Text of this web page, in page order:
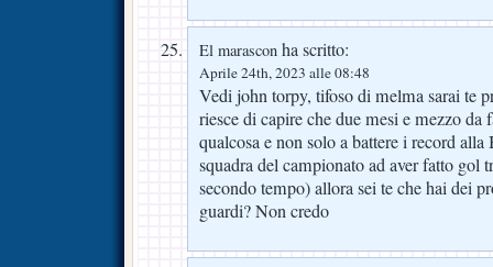
El marascon ha scritto:
Aprile 24th, 2023 alle 08:48
Vedi john torpy, tifoso di melma sarai te
riesce di capire che due mesi e mezzo da
qualcosa e non solo a battere i record
squadra del campionato ad aver fatto gol
secondo tempo) allora sei te che hai dei
guardi? Non credo